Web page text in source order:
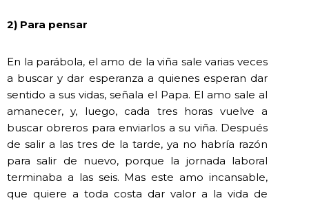
2) Para pensar
En la parábola, el amo de la viña sale varias veces
a buscar y dar esperanza a quienes esperan dar
sentido a sus vidas, señala el Papa. El amo sale al
amanecer, y, luego, cada tres horas vuelve a
buscar obreros para enviarlos a su viña. Después
de salir a las tres de la tarde, ya no habría razón
para salir de nuevo, porque la jornada laboral
terminaba a las seis. Mas este amo incansable,
que quiere a toda costa dar valor a la vida de